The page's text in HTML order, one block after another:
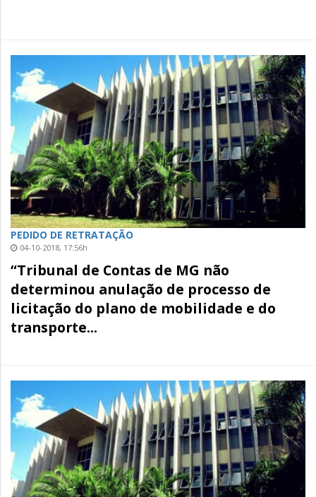
PEDIDO DE RETRATAÇÃO
04-10-2018, 17:56h
“Tribunal de Contas de MG não
determinou anulação de processo de
licitação do plano de mobilidade e do
transporte...